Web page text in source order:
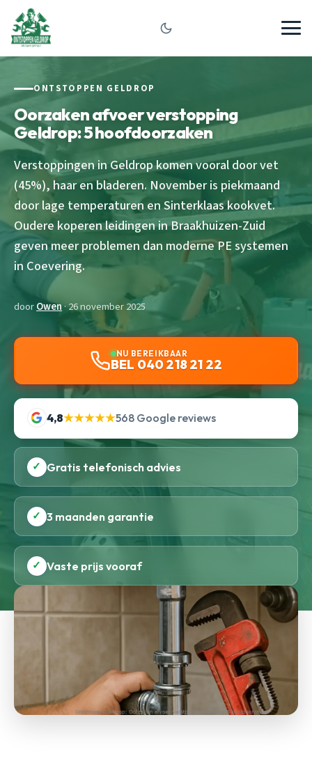
ONTSTOPPEN GELDROP
Oorzaken afvoer verstopping
Geldrop: 5 hoofdoorzaken
Verstoppingen in Geldrop komen vooral door vet
(45%), haar en bladeren. November is piekmaand
door lage temperaturen en Sinterklaas kookvet.
Oudere koperen leidingen in Braakhuizen-Zuid
geven meer problemen dan moderne PE systemen
in Coevering.
doorOwen· 26 november 2025
NU BEREIKBAAR
BEL 040 218 21 22
4,8★★★★★568 Google reviews
✓ Gratis telefonisch advies
✓ 3 maanden garantie
✓ Vaste prijs vooraf